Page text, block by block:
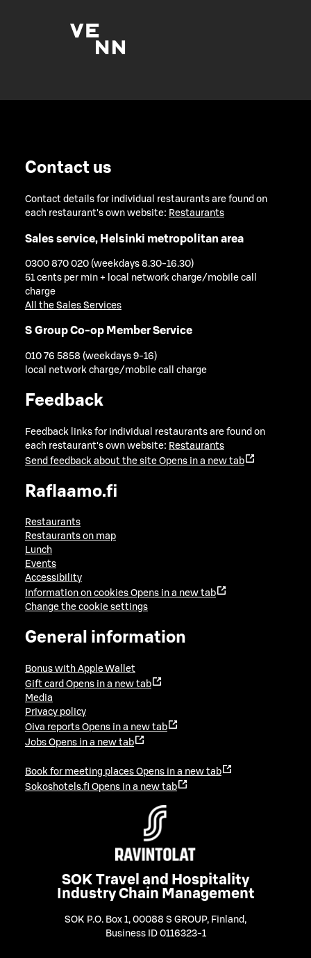
Contact us
Contact details for individual restaurants are found on
each restaurant's own website: Restaurants
Sales service, Helsinki metropolitan area
0300 870 020 (weekdays 8.30-16.30)
51 cents per min + local network charge/mobile call
charge
All the Sales Services
S Group Co-op Member Service
010 76 5858 (weekdays 9-16)
local network charge/mobile call charge
Feedback
Feedback links for individual restaurants are found on
each restaurant's own website: Restaurants
Send feedback about the site Opens in a new tab
Raflaamo.fi
Restaurants
Restaurants on map
Lunch
Events
Accessibility
Information on cookies Opens in a new tab
Change the cookie settings
General information
Bonus with Apple Wallet
Gift card Opens in a new tab
Media
Privacy policy
Oiva reports Opens in a new tab
Jobs Opens in a new tab
Book for meeting places Opens in a new tab
Sokoshotels.fi Opens in a new tab
SOK Travel and Hospitality
Industry Chain Management
SOK P.O. Box 1, 00088 S GROUP, Finland ,
Business ID 0116323-1